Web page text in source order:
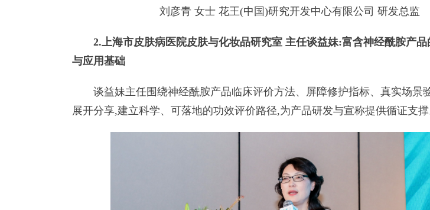
刘彦青 女士 花王(中国)研究开发中心有限公司 研发总监
2.上海市皮肤病医院皮肤与化妆品研究室 主任谈益妹:富含神经酰胺产品
与应用基础
谈益妹主任围绕神经酰胺产品临床评价方法、屏障修护指标、真实场景
展开分享,建立科学、可落地的功效评价路径,为产品研发与宣称提供循证支撑